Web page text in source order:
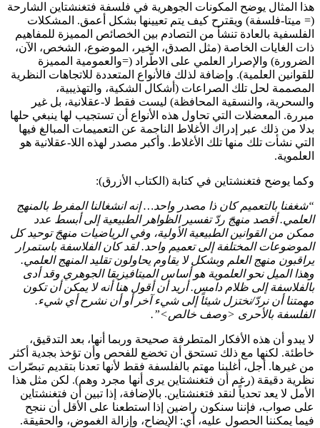
هذا المثال يوضح المكونات الجوهرية في فلسفة فتغنشتاين الشارحة
(= ميتا-فلسفة) ويقترح كيف يتم تعيينها بشكل أعمق. المشكلات
الفلسفية بالعادة تنشأ من التصادم بين الخصائص المميزة للمفاهيم
ذات الغايات الخاصة (مثل الصدق، الخير، الموضوع، الشخص، الآن،
الضرورة) والإصرار العلمي على الاطّراد (=والعمومية المميزة
للقوانين العلمية). وإضافة لذلك فالأنواع المتعددة للاتجاهات النظرية
المصممة لحل تلك الصراعات (أشكال الشكية، والتهذيبية،
والسحرية، والنسقية المحافظة) ليست فقط لا-عقلانية، بل غير
مبررة. المعضلات التي تحاول هذه الأنواع أن تستجيب لها ينبغي حلها
بدلا من ذلك عبر إدراك الأغلاط الناجمة عن التعميمات المبالغ فيها
التي نشأت تلك منها تلك الأغلاط. وأكبر مصدر لهذه اللا-عقلانية هو
العلموية.
وكما يوضح فتغنشتاين في كتابة (الكتاب الأزرق):
“شغفنا بالتعميم كان ذا مصدر واحد… إنه انشغالنا المفرط بالمنهج
العلمي. أقصد منهجَ ردّ تفسير الظواهر الطبيعية إلى أبسط عدد
ممكن من القوانين الطبيعية الأولية، وفي الرياضيات منهجَ توحيد كل
الموضوعات المختلفة إلى تعميم واحد. لقد كان الفلاسفة باستمرار
يراقبون منهج العلم وبشكل لا يقاوم يحاولون تقليد المنهج العلمي.
وهذا الميل نحو العلموية هو أساس الميتافيزيقا الجوهري وقد أدى
بالفلاسفة إلى ظلام دامس. أريد أن أقول هنا أنه لا يمكن أن تكون
مهمتنا أن نردّ/نختزل شيئاً إلى شيء آخر أو أن نشرح أي شيء.
الفلسفة بالأحرى <وصف خالص>”.
لا يبدو أن هذه الأفكار المتطرفة صحيحة وربما أنها، بعد التدقيق،
خاطئة. لكنها مع ذلك تستحق أن تخضع للفحص وأن تؤخذ بجدية أكثر
من غيرها. أجل، أغلبنا مهتم بالفلسفة فقط لأنها تعدنا بتقديم تبصّرات
نظرية دقيقة (رغم أن فتغنشتاين يرى أنها مجرد وهم). لكن مثل هذا
الأمل لا يعد تحدياً لنقد فتغنشتاين. بالإضافة، إذا تبين أن فتغنشتاين
على صواب، فإننا سنكون راضين إذا استطعنا على الأقل أن ننجح
فيما يمكننا الحصول عليه، أي: الإيضاح، وإزالة الغموض، والحقيقة.